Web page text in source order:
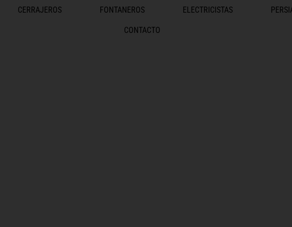
CERRAJEROS FONTANEROS ELECTRICISTAS
CONTACTO